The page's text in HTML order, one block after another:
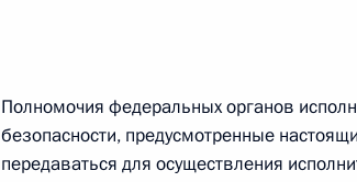
О внесении изменений в Федеральный
юрисдикции в Российской Федерации»
Полномочия федеральных органов
безопасности, предусмотренные
передаваться для осуществления